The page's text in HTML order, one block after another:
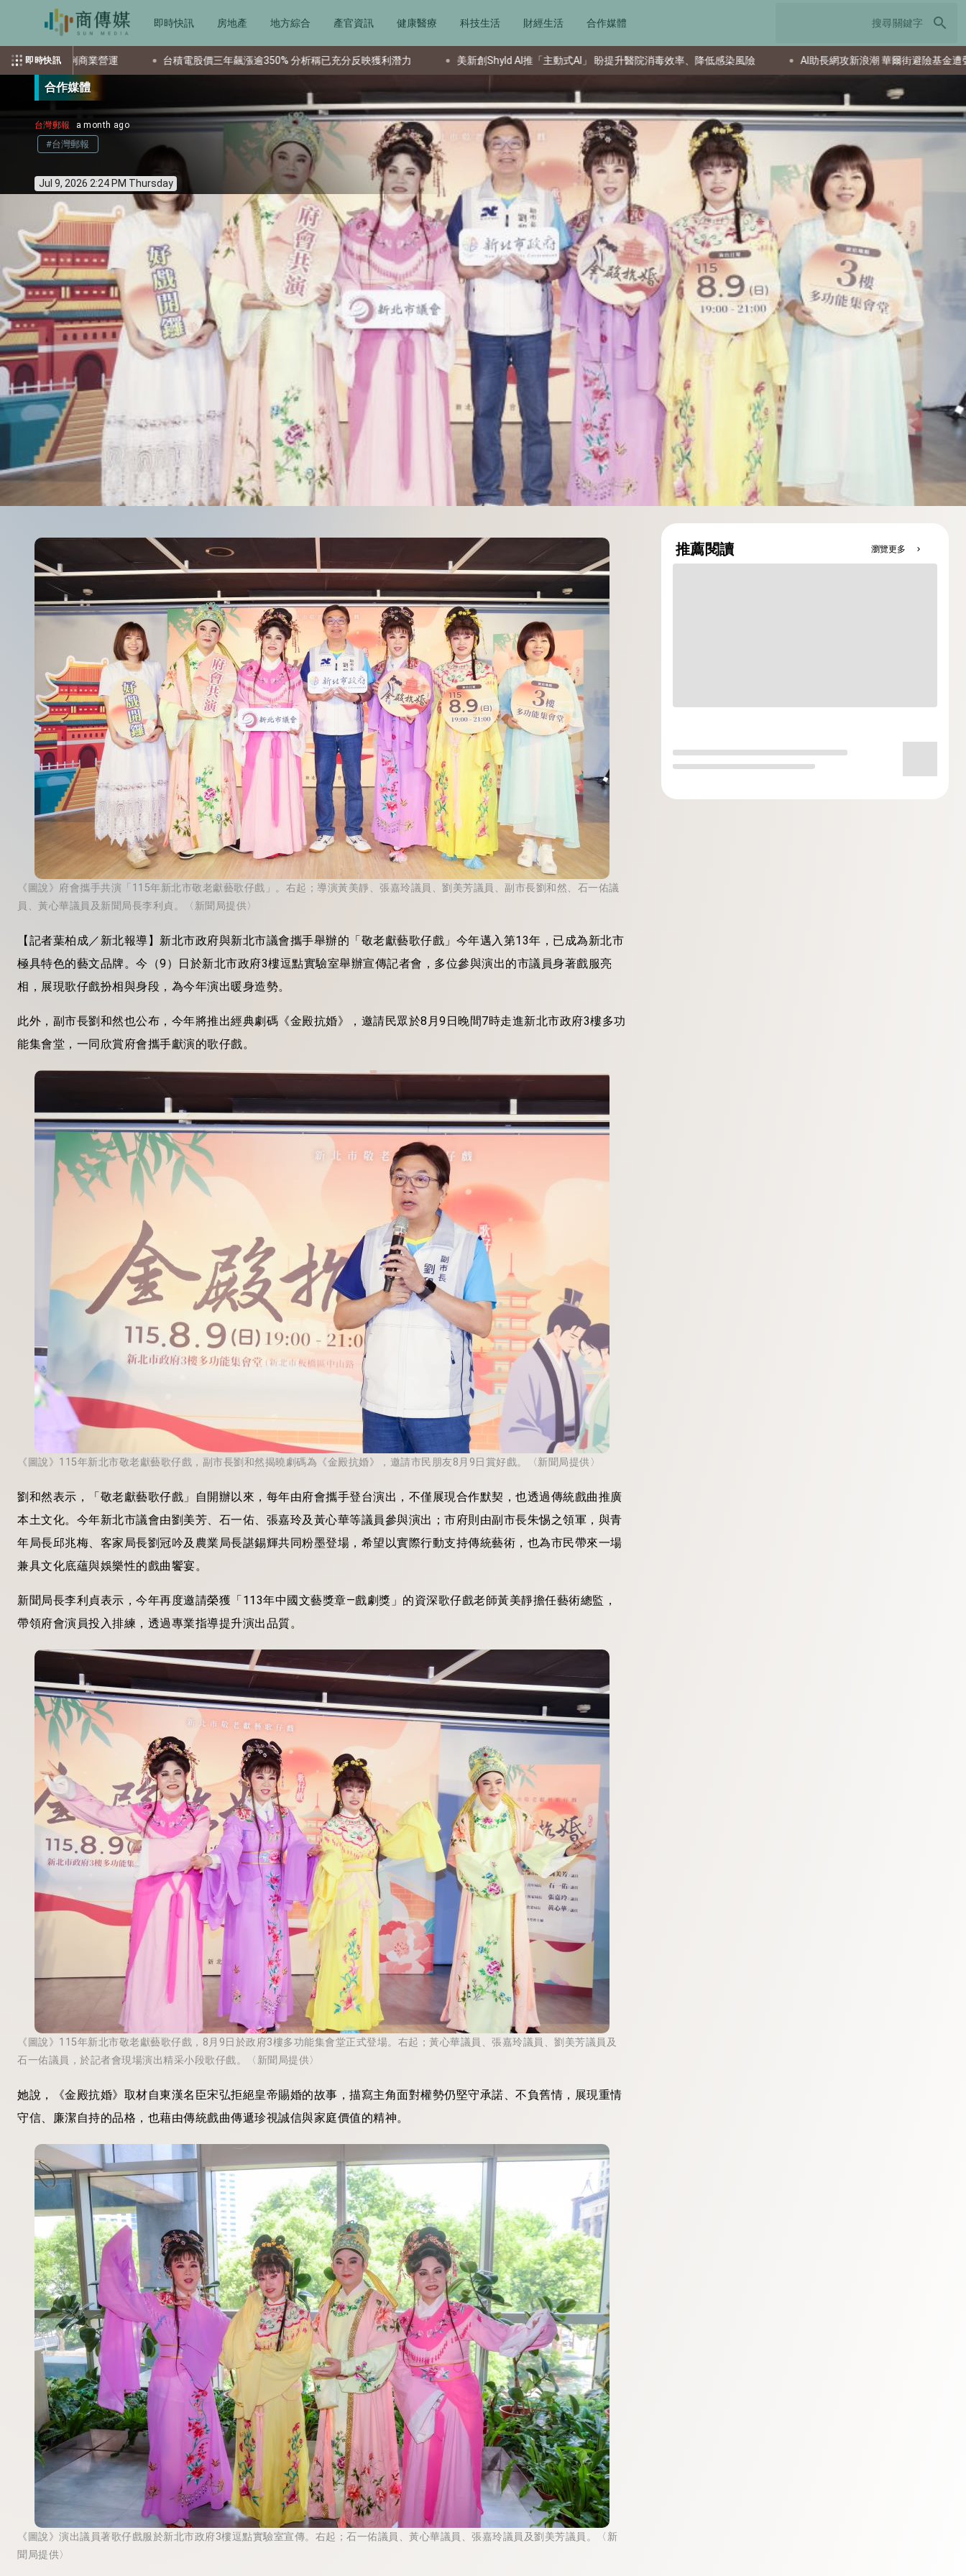
即時快訊 房地產 地方綜合 產官資訊 健康醫療 科技生活 財經生活 合作媒體 search
即時快訊
台積電股價三年飆漲逾350% 分析稱已充分反映獲利潛力 美新創Shyld AI推「主動式AI」 盼提升醫院消毒效率、降低感染風險 AI助長網攻新浪潮 華爾街避險基金遭聲紋釣魚鎖定 AI助攻財
合作媒體
台灣郵報 a month ago
#台灣郵報
Jul 9, 2026 2:24 PM Thursday
《圖說》府會攜手共演「115年新北市敬老獻藝歌仔戲」。右起；導演黃美靜、張嘉玲議員、劉美芳議員、副市長劉和然、石一佑議
員、黃心華議員及新聞局長李利貞。〈新聞局提供〉
【記者葉柏成／新北報導】新北市政府與新北市議會攜手舉辦的「敬老獻藝歌仔戲」今年邁入第13年，已成為新北市
極具特色的藝文品牌。今（9）日於新北市政府3樓逗點實驗室舉辦宣傳記者會，多位參與演出的市議員身著戲服亮
相，展現歌仔戲扮相與身段，為今年演出暖身造勢。
此外，副市長劉和然也公布，今年將推出經典劇碼《金殿抗婚》，邀請民眾於8月9日晚間7時走進新北市政府3樓多功
能集會堂，一同欣賞府會攜手獻演的歌仔戲。
《圖說》115年新北市敬老獻藝歌仔戲，副市長劉和然揭曉劇碼為《金殿抗婚》，邀請市民朋友8月9日賞好戲。〈新聞局提供〉
劉和然表示，「敬老獻藝歌仔戲」自開辦以來，每年由府會攜手登台演出，不僅展現合作默契，也透過傳統戲曲推廣
本土文化。今年新北市議會由劉美芳、石一佑、張嘉玲及黃心華等議員參與演出；市府則由副市長朱惕之領軍，與青
年局長邱兆梅、客家局長劉冠吟及農業局長諶錫輝共同粉墨登場，希望以實際行動支持傳統藝術，也為市民帶來一場
兼具文化底蘊與娛樂性的戲曲饗宴。
新聞局長李利貞表示，今年再度邀請榮獲「113年中國文藝獎章—戲劇獎」的資深歌仔戲老師黃美靜擔任藝術總監，
帶領府會演員投入排練，透過專業指導提升演出品質。
《圖說》115年新北市敬老獻藝歌仔戲，8月9日於政府3樓多功能集會堂正式登場。右起；黃心華議員、張嘉玲議員、劉美芳議員及
石一佑議員，於記者會現場演出精采小段歌仔戲。〈新聞局提供〉
她說，《金殿抗婚》取材自東漢名臣宋弘拒絕皇帝賜婚的故事，描寫主角面對權勢仍堅守承諾、不負舊情，展現重情
守信、廉潔自持的品格，也藉由傳統戲曲傳遞珍視誠信與家庭價值的精神。
《圖說》演出議員著歌仔戲服於新北市政府3樓逗點實驗室宣傳。右起；石一佑議員、黃心華議員、張嘉玲議員及劉美芳議員。〈新
聞局提供〉
推薦閱讀 瀏覽更多 chevron_right